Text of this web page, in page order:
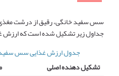
سس سفید خانگی، رقیق از درشت مغذی
جداول زیر تشکیل شده است که ارزش
جدول ارزش غذایی سس سفید
تشکیل دهنده اصلی